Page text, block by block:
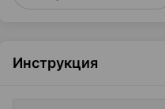
Инструкция